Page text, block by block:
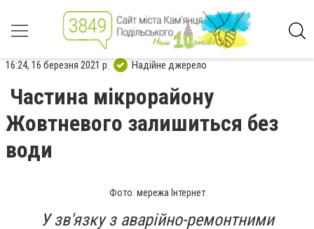
16:24, 16 березня 2021 р. Надійне джерело
Частина мікрорайону
Жовтневого залишиться без
води
Фото: мережа Інтернет
У зв'язку з аварійно-ремонтними